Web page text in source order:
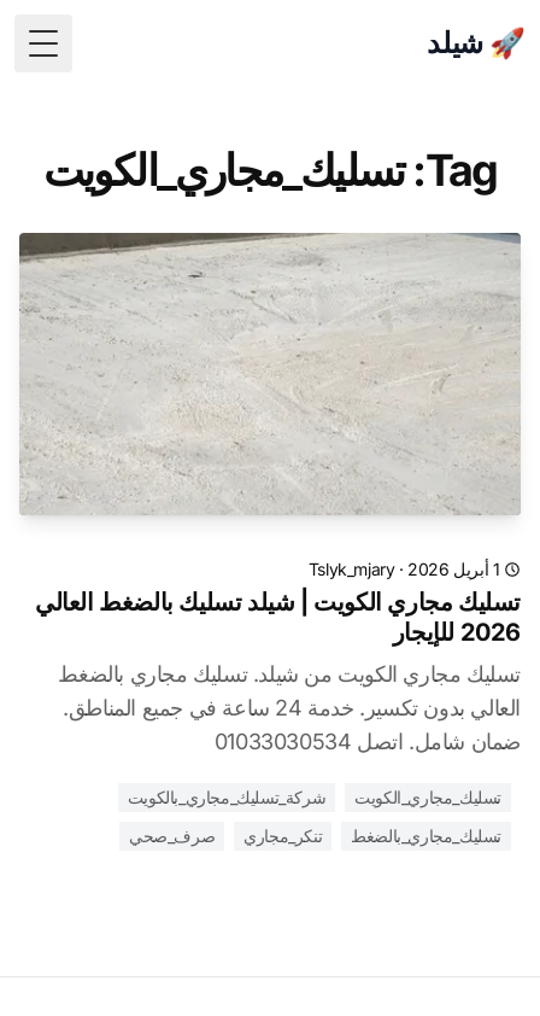
🚀 شيلد
Tag: تسليك_مجاري_الكويت
1 أبريل 2026 ·
Tslyk_mjary
تسليك مجاري الكويت | شيلد تسليك بالضغط العالي
2026 للإيجار
تسليك مجاري الكويت من شيلد. تسليك مجاري بالضغط
العالي بدون تكسير. خدمة 24 ساعة في جميع المناطق.
ضمان شامل. اتصل 01033030534
تسليك_مجاري_الكويت
شركة_تسليك_مجاري_بالكويت
تسليك_مجاري_بالضغط
تنكر_مجاري صرف_صحي